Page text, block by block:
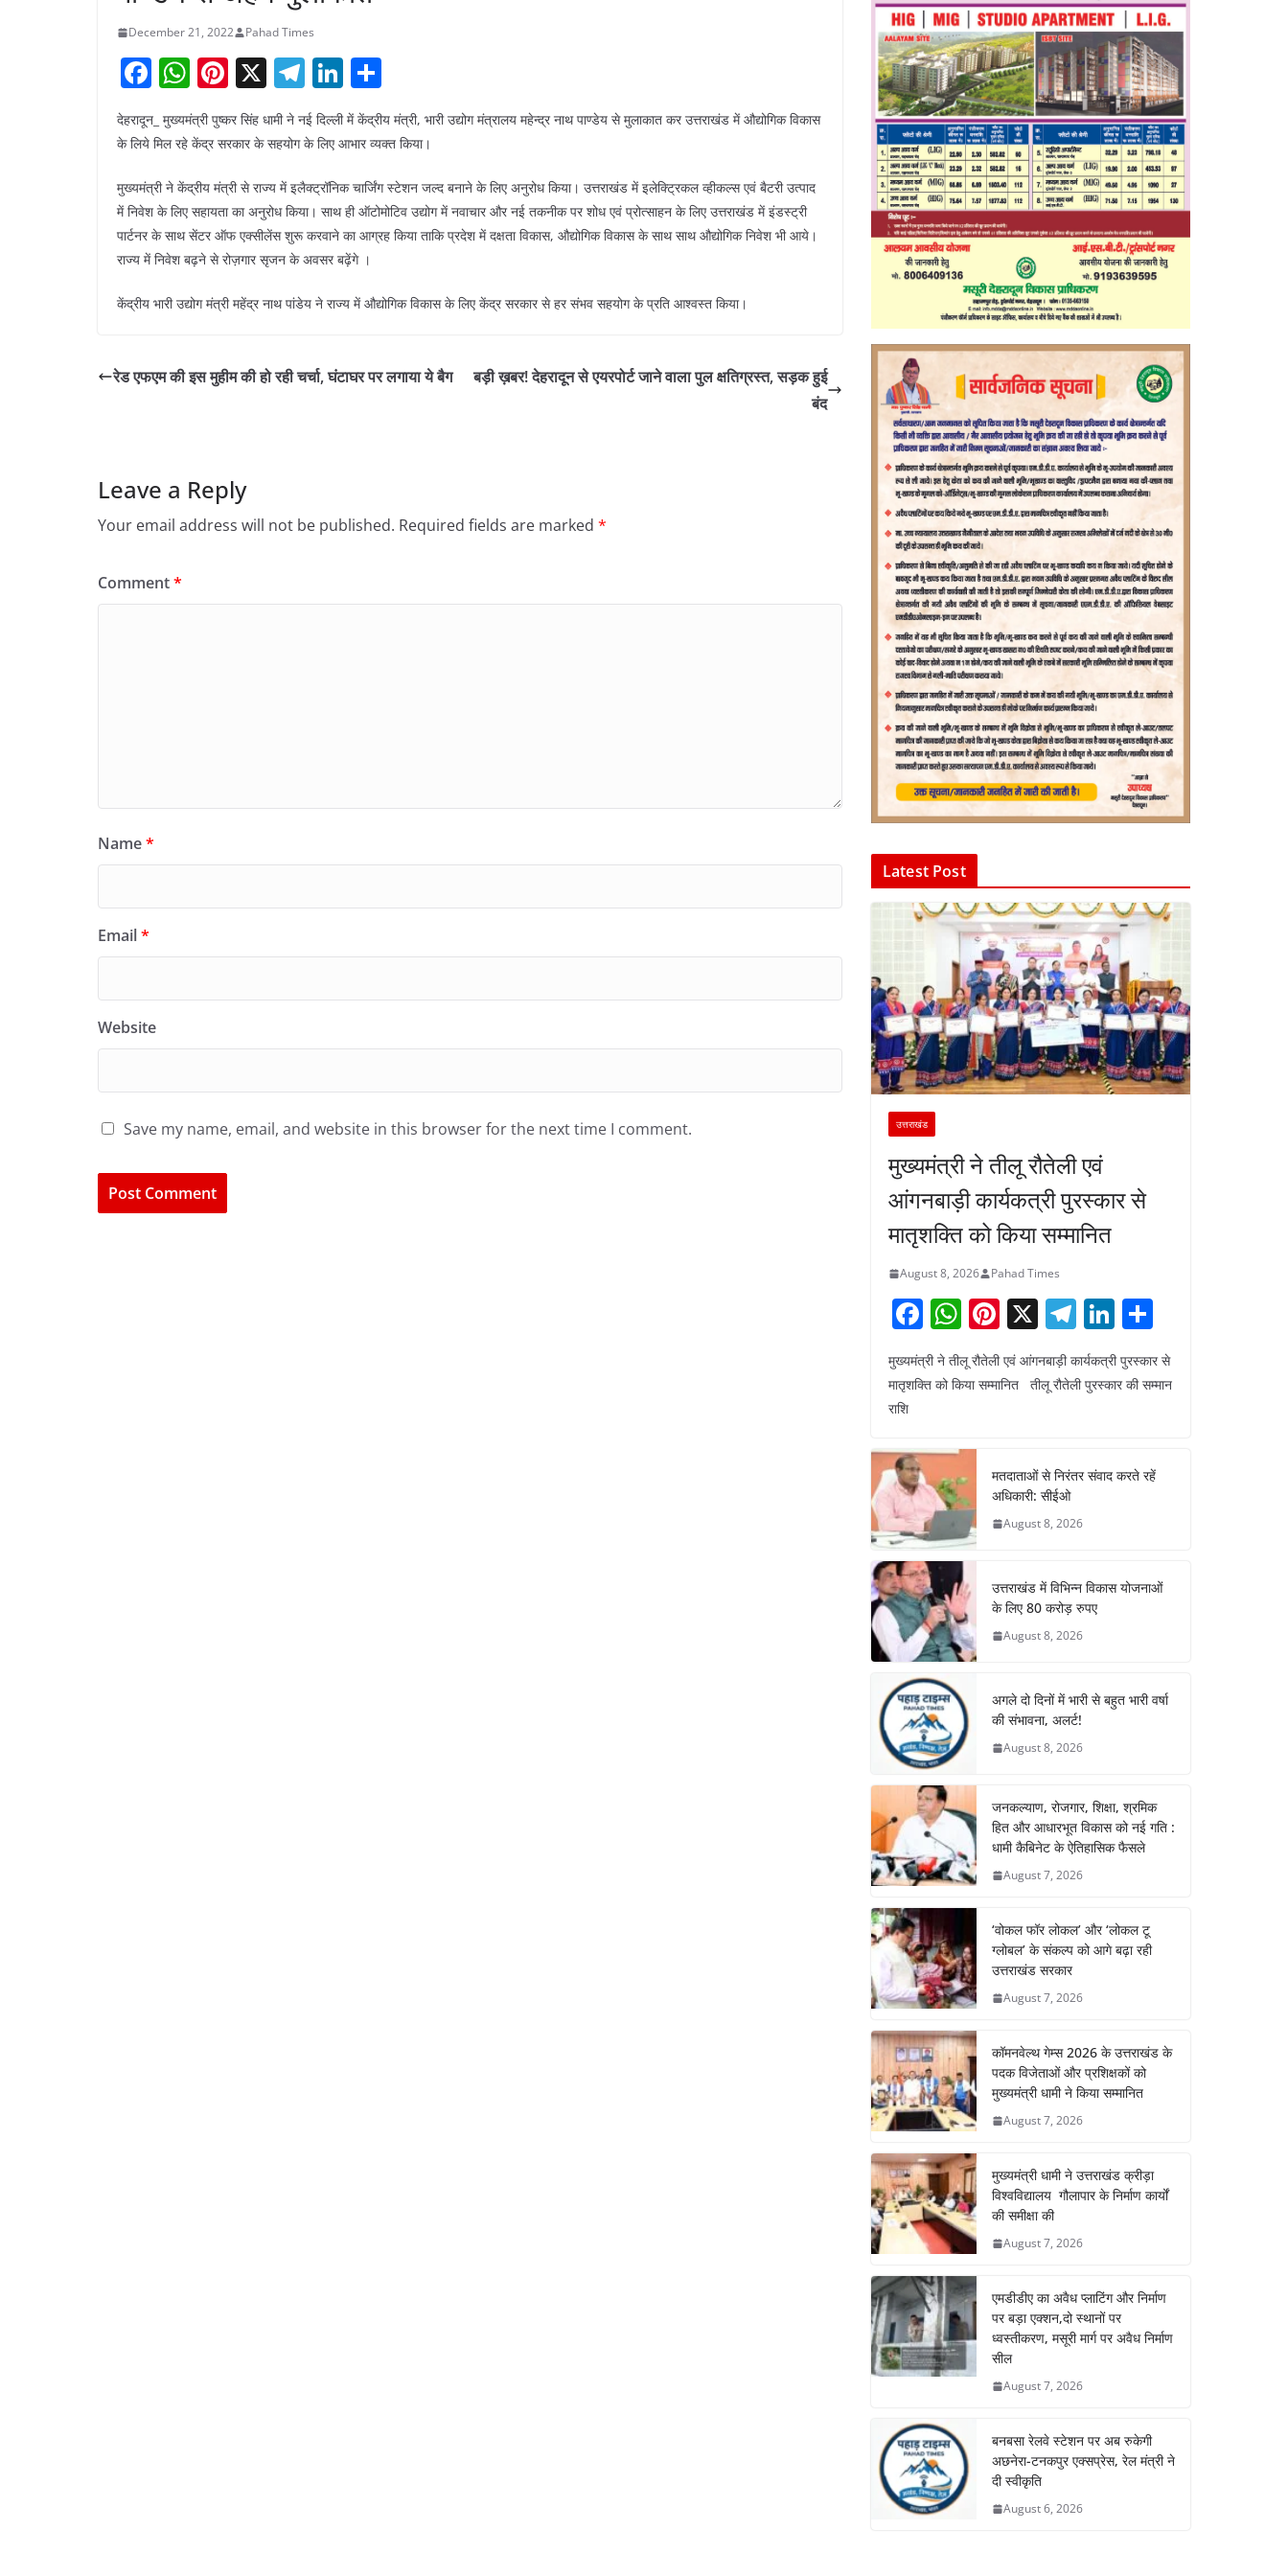
December 21, 2022 Pahad Times
F
c
b
o
o
k
W
h
at
A
p
p
Pi
nt
er
st
X T
el
e
gr
a
m
Li
n
k
dI
n
h
ar
देहरादून_ मुख्यमंत्री पुष्कर सिंह धामी ने नई दिल्ली में केंद्रीय मंत्री, भारी उद्योग मंत्रालय महेन्द्र नाथ पाण्डेय से मुलाकात कर उत्तराखंड में औद्योगिक विकास
के लिये मिल रहे केंद्र सरकार के सहयोग के लिए आभार व्यक्त किया।
मुख्यमंत्री ने केंद्रीय मंत्री से राज्य में इलैक्ट्रॉनिक चार्जिंग स्टेशन जल्द बनाने के लिए अनुरोध किया। उत्तराखंड में इलेक्ट्रिकल व्हीकल्स एवं बैटरी उत्पाद
में निवेश के लिए सहायता का अनुरोध किया। साथ ही ऑटोमोटिव उद्योग में नवाचार और नई तकनीक पर शोध एवं प्रोत्साहन के लिए उत्तराखंड में इंडस्ट्री
पार्टनर के साथ सेंटर ऑफ एक्सीलेंस शुरू करवाने का आग्रह किया ताकि प्रदेश में दक्षता विकास, औद्योगिक विकास के साथ साथ औद्योगिक निवेश भी आये।
राज्य में निवेश बढ़ने से रोज़गार सृजन के अवसर बढ़ेंगे ।
केंद्रीय भारी उद्योग मंत्री महेंद्र नाथ पांडेय ने राज्य में औद्योगिक विकास के लिए केंद्र सरकार से हर संभव सहयोग के प्रति आश्वस्त किया।
रेड एफएम की इस मुहीम की हो रही चर्चा, घंटाघर पर लगाया ये बैग
बड़ी ख़बर! देहरादून से एयरपोर्ट जाने वाला पुल क्षतिग्रस्त, सड़क हुई
बंद
Leave a Reply
Your email address will not be published. Required fields are marked *
Comment*
Name*
Email*
Website
Save my name, email, and website in this browser for the next time I comment.
Latest Post
उत्तराखंड
मुख्यमंत्री ने तीलू रौतेली एवं
आंगनबाड़ी कार्यकत्री पुरस्कार से
मातृशक्ति को किया सम्मानित
August 8, 2026 Pahad Times
F
a
c
o
o
k
W
h
at
p
p
Pi
nt
er
X T
el
e
gr
m
Li
n
k
n
h
ar
मुख्यमंत्री ने तीलू रौतेली एवं आंगनबाड़ी कार्यकत्री पुरस्कार से
मातृशक्ति को किया सम्मानित तीलू रौतेली पुरस्कार की सम्मान
राशि
मतदाताओं से निरंतर संवाद करते रहें
अधिकारी: सीईओ
August 8, 2026
उत्तराखंड में विभिन्न विकास योजनाओं
के लिए 80 करोड़ रुपए
August 8, 2026
अगले दो दिनों में भारी से बहुत भारी वर्षा
की संभावना, अलर्ट!
August 8, 2026
जनकल्याण, रोजगार, शिक्षा, श्रमिक
हित और आधारभूत विकास को नई गति :
धामी कैबिनेट के ऐतिहासिक फैसले
August 7, 2026
‘वोकल फॉर लोकल’ और ‘लोकल टू
ग्लोबल’ के संकल्प को आगे बढ़ा रही
उत्तराखंड सरकार
August 7, 2026
कॉमनवेल्थ गेम्स 2026 के उत्तराखंड के
पदक विजेताओं और प्रशिक्षकों को
मुख्यमंत्री धामी ने किया सम्मानित
August 7, 2026
मुख्यमंत्री धामी ने उत्तराखंड क्रीड़ा
विश्वविद्यालय गौलापार के निर्माण कार्यों
की समीक्षा की
August 7, 2026
एमडीडीए का अवैध प्लाटिंग और निर्माण
पर बड़ा एक्शन,दो स्थानों पर
ध्वस्तीकरण, मसूरी मार्ग पर अवैध निर्माण
सील
August 7, 2026
बनबसा रेलवे स्टेशन पर अब रुकेगी
अछनेरा-टनकपुर एक्सप्रेस, रेल मंत्री ने
दी स्वीकृति
August 6, 2026